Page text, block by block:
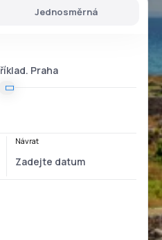
Jednosměrná
Návrat